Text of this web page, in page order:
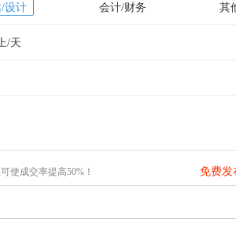
/设计 会计/财务 其
/天
使成交率提高50%！ 免费发